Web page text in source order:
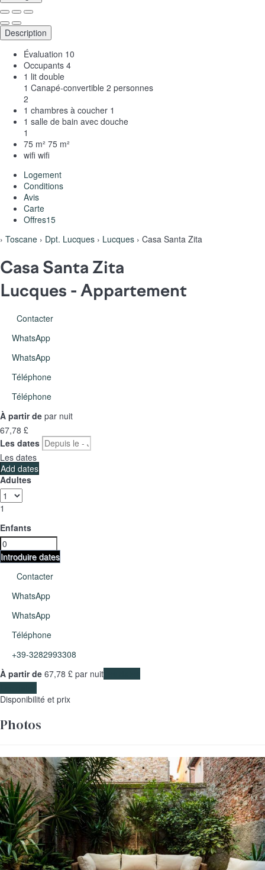
Description
Évaluation 10
Occupants 4
1 lit double
1 Canapé-convertible 2 personnes
2
1 chambres à coucher 1
1 salle de bain avec douche
1
75 m² 75 m²
wifi wifi
Logement
Conditions
Avis
Carte
Offres15
› Toscane › Dpt. Lucques › Lucques › Casa Santa Zita
Casa Santa Zita
Lucques - Appartement
Contacter
WhatsApp
WhatsApp
Téléphone
Téléphone
À partir de par nuit
67,78 £
Les dates
Les dates
Add dates
Adultes
1
Enfants
Introduire dates
Contacter
WhatsApp
WhatsApp
Téléphone
+39-3282993308
À partir de 67,78 £ par nuit
Disponibilité et prix
Photos